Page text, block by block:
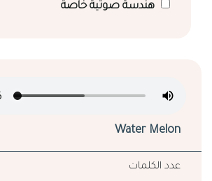
هندسة صوتية خاصة
Water Melon
عدد الكلمات